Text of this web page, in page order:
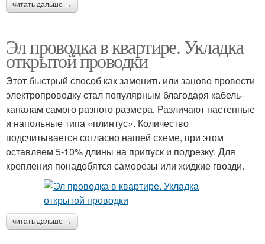
читать дальше →
Эл проводка в квартире. Укладка
открытой проводки
Этот быстрый способ как заменить или заново провести
электропроводку стал популярным благодаря кабель-
каналам самого разного размера. Различают настенные
и напольные типа «плинтус». Количество
подсчитывается согласно нашей схеме, при этом
оставляем 5-10% длины на припуск и подрезку. Для
крепления понадобятся саморезы или жидкие гвозди.
читать дальше →